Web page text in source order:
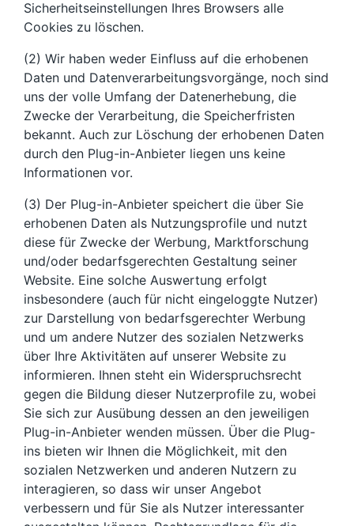
Sicherheitseinstellungen Ihres Browsers alle
Cookies zu löschen.
(2) Wir haben weder Einfluss auf die erhobenen
Daten und Datenverarbeitungsvorgänge, noch sind
uns der volle Umfang der Datenerhebung, die
Zwecke der Verarbeitung, die Speicherfristen
bekannt. Auch zur Löschung der erhobenen Daten
durch den Plug-in-Anbieter liegen uns keine
Informationen vor.
(3) Der Plug-in-Anbieter speichert die über Sie
erhobenen Daten als Nutzungsprofile und nutzt
diese für Zwecke der Werbung, Marktforschung
und/oder bedarfsgerechten Gestaltung seiner
Website. Eine solche Auswertung erfolgt
insbesondere (auch für nicht eingeloggte Nutzer)
zur Darstellung von bedarfsgerechter Werbung
und um andere Nutzer des sozialen Netzwerks
über Ihre Aktivitäten auf unserer Website zu
informieren. Ihnen steht ein Widerspruchsrecht
gegen die Bildung dieser Nutzerprofile zu, wobei
Sie sich zur Ausübung dessen an den jeweiligen
Plug-in-Anbieter wenden müssen. Über die Plug-
ins bieten wir Ihnen die Möglichkeit, mit den
sozialen Netzwerken und anderen Nutzern zu
interagieren, so dass wir unser Angebot
verbessern und für Sie als Nutzer interessanter